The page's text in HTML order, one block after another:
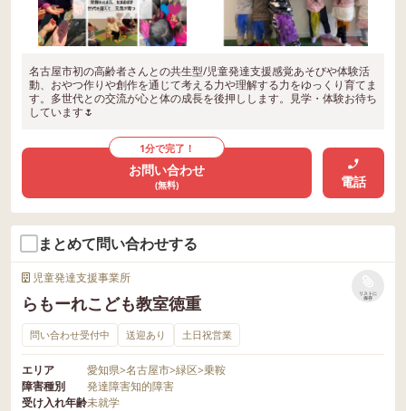
名古屋市初の高齢者さんとの共生型/児童発達支援感覚あそびや体験活
動、おやつ作りや創作を通じて考える力や理解する力をゆっくり育てま
す。多世代との交流が心と体の成長を後押しします。見学・体験お待ち
しています🌷
1分で完了！
お問い合わせ
(無料) 電話
まとめて問い合わせする
児童発達支援事業所
らもーれこども教室徳重
リストに
保存
問い合わせ受付中 送迎あり 土日祝営業
エリア 愛知県>名古屋市>緑区>乗鞍
障害種別
発達障害知的障害
受け入れ年齢未就学